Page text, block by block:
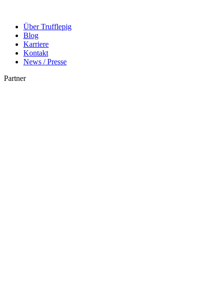
Über Trufflepig
Blog
Karriere
Kontakt
News / Presse
Partner